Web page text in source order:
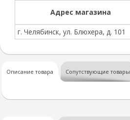
Адрес магазина
г. Челябинск, ул. Блюхера, д. 101
Описание товара Сопутствующие товары